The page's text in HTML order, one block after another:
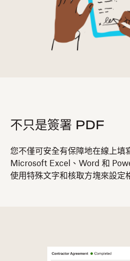
不只是簽署 PDF
您不僅可安全有保障地在線上填
Microsoft Excel、Word 和
使用特殊文字和核取方塊來設定